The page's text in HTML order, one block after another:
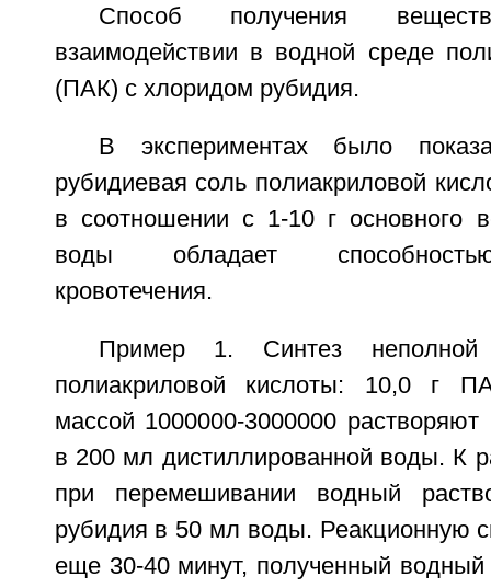
Способ получения
взаимодействии в водной среде
(ПАК) с хлоридом рубидия.
В экспериментах было
рубидиевая соль полиакриловой
в соотношении с 1-10 г основного
воды обладает
кровотечения.
Пример 1. Синтез неполной
полиакриловой кислоты: 10,0 г
массой 1000000-3000000
в 200 мл дистиллированной воды. К
при перемешивании водный
рубидия в 50 мл воды. Реакционную
еще 30-40 минут, полученный водный